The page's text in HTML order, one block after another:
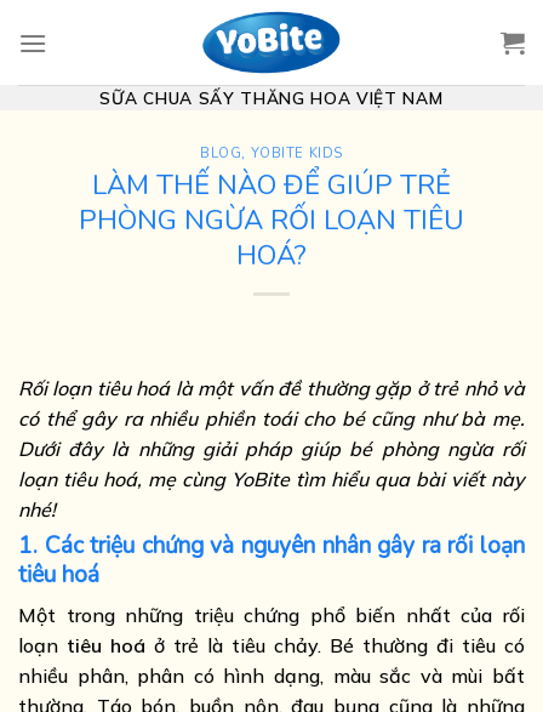
SỮA CHUA SẤY THĂNG HOA VIỆT NAM
BLOG, YOBITE KIDS
LÀM THẾ NÀO ĐỂ GIÚP TRẺ
PHÒNG NGỪA RỐI LOẠN TIÊU
HOÁ?
Rối loạn tiêu hoá là một vấn đề thường gặp ở trẻ nhỏ và
có thể gây ra nhiều phiền toái cho bé cũng như bà mẹ.
Dưới đây là những giải pháp giúp bé phòng ngừa rối
loạn tiêu hoá, mẹ cùng YoBite tìm hiểu qua bài viết này
nhé!
1. Các triệu chứng và nguyên nhân gây ra rối loạn
tiêu hoá
Một trong những triệu chứng phổ biến nhất của rối
loạn tiêu hoá ở trẻ là tiêu chảy. Bé thường đi tiêu có
nhiều phân, phân có hình dạng, màu sắc và mùi bất
thường. Táo bón, buồn nôn, đau bụng cũng là những